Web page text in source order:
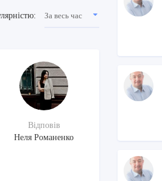
За весь час
Відповів
Неля Романенко